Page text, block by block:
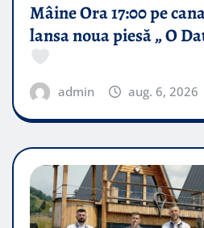
Mâine Ora 17:00 pe
lansa noua piesă „ O
admin aug. 6, 2026